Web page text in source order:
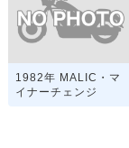
1982年 MALIC・マ
イナーチェンジ